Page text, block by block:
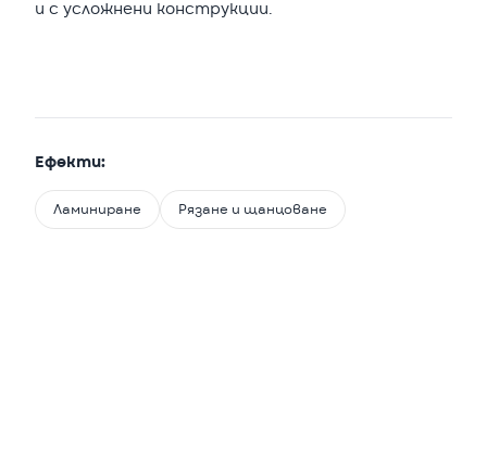
и с усложнени конструкции.
Ефекти:
Ламиниране Рязане и щанцоване